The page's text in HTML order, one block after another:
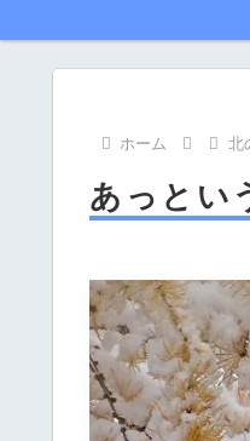
ホーム 北
あっとい